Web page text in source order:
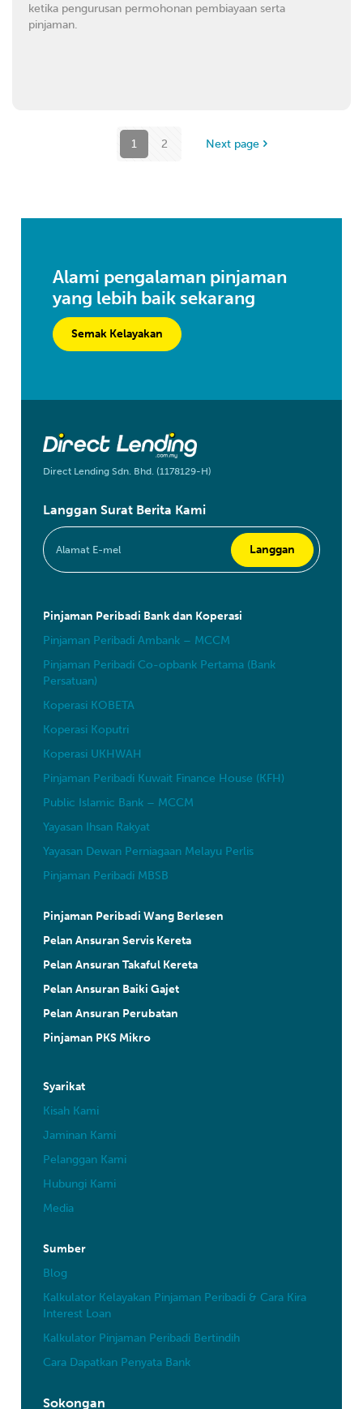
ketika pengurusan permohonan pembiayaan serta
pinjaman.
1 2 Next page
Alami pengalaman pinjaman
yang lebih baik sekarang
Semak Kelayakan
Direct Lending Sdn. Bhd. (1178129-H)
Langgan Surat Berita Kami
Pinjaman Peribadi Bank dan Koperasi
Pinjaman Peribadi Ambank – MCCM
Pinjaman Peribadi Co-opbank Pertama (Bank
Persatuan)
Koperasi KOBETA
Koperasi Koputri
Koperasi UKHWAH
Pinjaman Peribadi Kuwait Finance House (KFH)
Public Islamic Bank – MCCM
Yayasan Ihsan Rakyat
Yayasan Dewan Perniagaan Melayu Perlis
Pinjaman Peribadi MBSB
Syarikat
Kisah Kami
Jaminan Kami
Pelanggan Kami
Hubungi Kami
Media
Sokongan
Pinjaman Peribadi Wang Berlesen
Pelan Ansuran Servis Kereta
Pelan Ansuran Takaful Kereta
Pelan Ansuran Baiki Gajet
Pelan Ansuran Perubatan
Pinjaman PKS Mikro
Sumber
Blog
Kalkulator Kelayakan Pinjaman Peribadi & Cara Kira
Interest Loan
Kalkulator Pinjaman Peribadi Bertindih
Cara Dapatkan Penyata Bank